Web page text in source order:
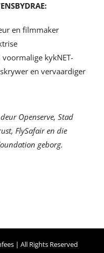
en filmmaker
kykNET-
en vervaardiger
Openserve, Stad
FlySafair en die
geborg.
| All Rights Reserved